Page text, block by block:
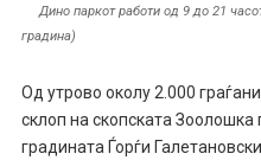
Дино паркот работи од 9 до 21
градина)
Од утрово околу 2.000
склоп на скопската
градината Ѓорѓи